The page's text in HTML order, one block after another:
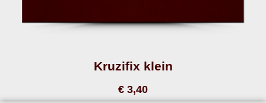
Kruzifix klein
€ 3,40